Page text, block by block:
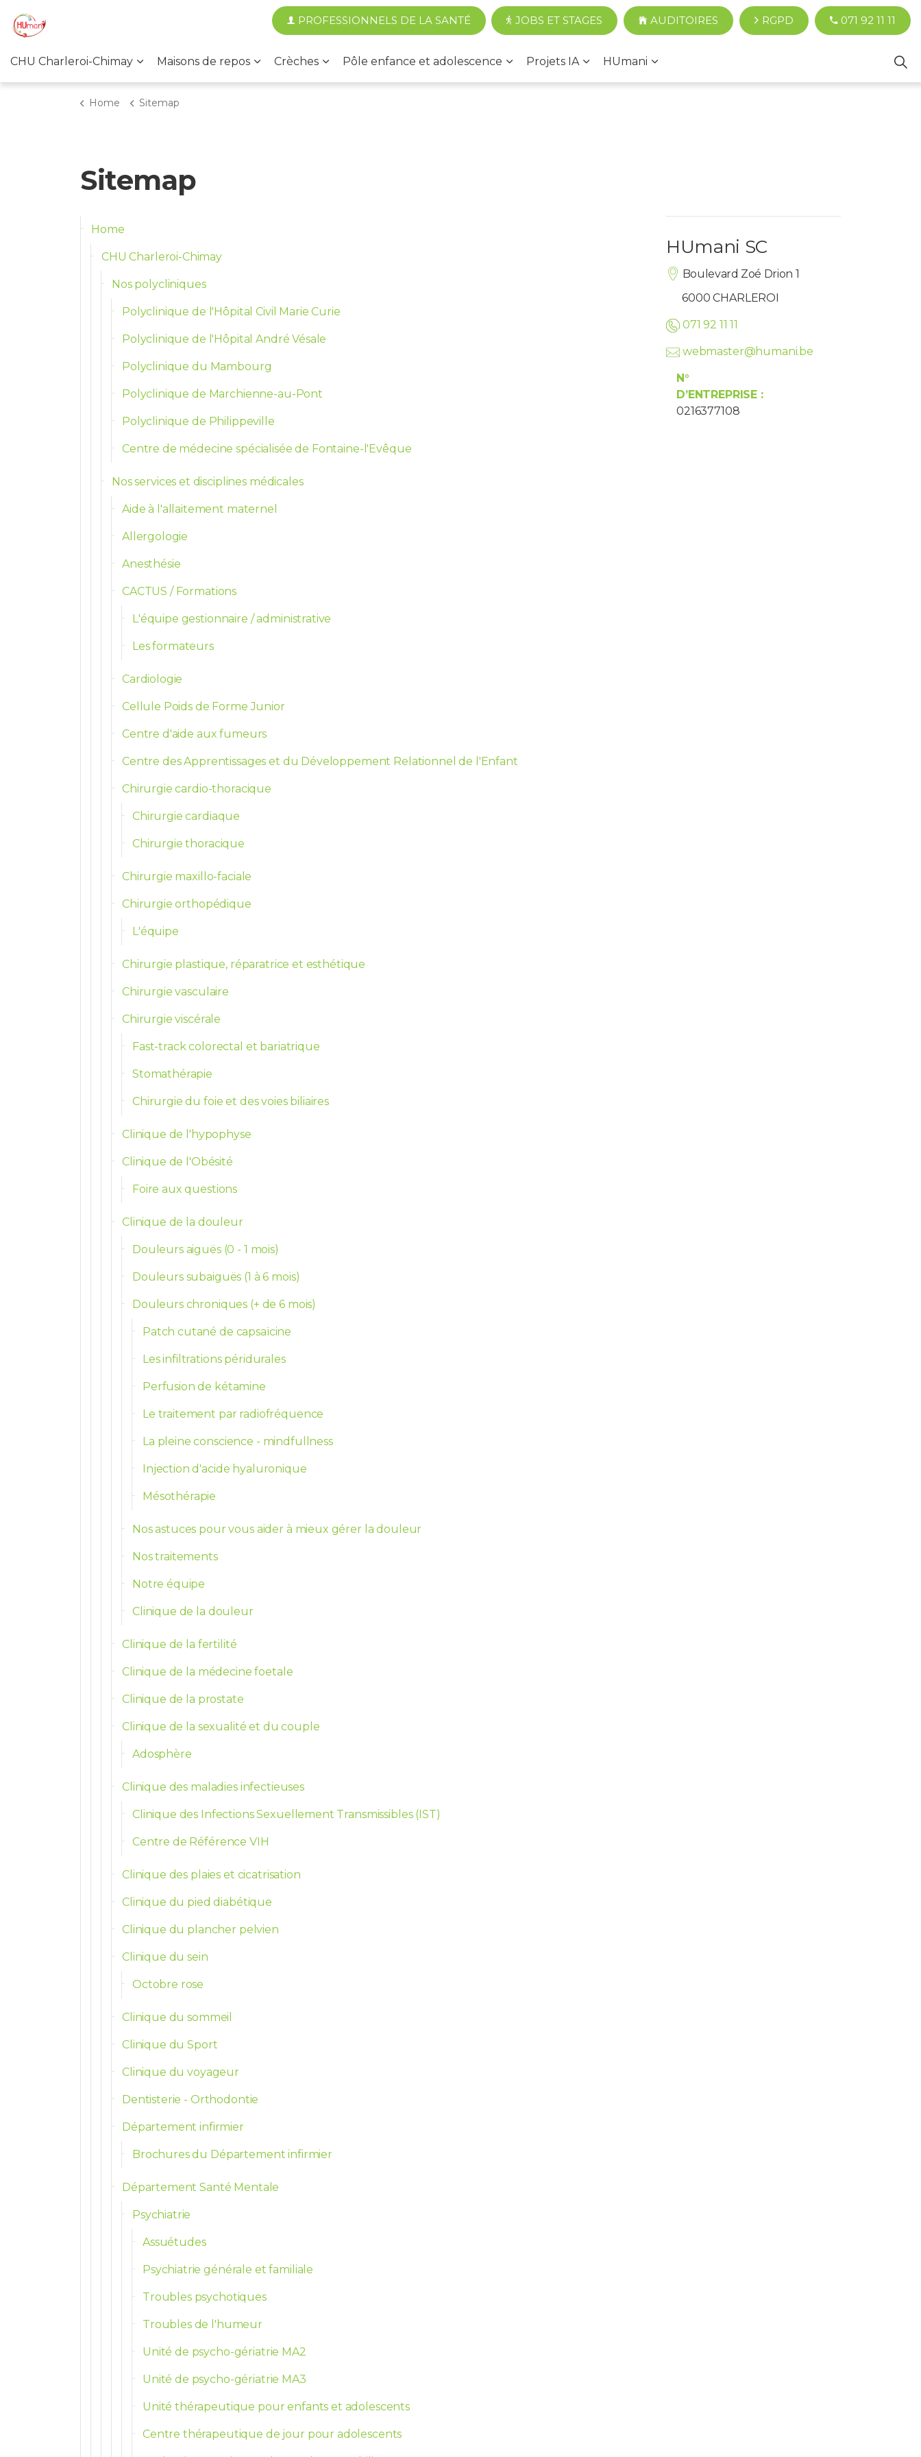
Accéder au contenu principal
CHU Charleroi-Chimay Maisons de repos Crèches Pôle enfance et adolescence Projets IA HUmani
PROFESSIONNELS DE LA SANTÉ JOBS ET STAGES AUDITOIRES RGPD 071 92 11 11
Home Sitemap
Sitemap
Home
CHU Charleroi-Chimay
Nos polycliniques
Polyclinique de l'Hôpital Civil Marie Curie
Polyclinique de l'Hôpital André Vésale
Polyclinique du Mambourg
Polyclinique de Marchienne-au-Pont
Polyclinique de Philippeville
Centre de médecine spécialisée de Fontaine-l'Evêque
Nos services et disciplines médicales
Aide à l'allaitement maternel
Allergologie
Anesthésie
CACTUS / Formations
L'équipe gestionnaire / administrative
Les formateurs
Cardiologie
Cellule Poids de Forme Junior
Centre d'aide aux fumeurs
Centre des Apprentissages et du Développement Relationnel de l'Enfant
Chirurgie cardio-thoracique
Chirurgie cardiaque
Chirurgie thoracique
Chirurgie maxillo-faciale
Chirurgie orthopédique
L'équipe
Chirurgie plastique, réparatrice et esthétique
Chirurgie vasculaire
Chirurgie viscérale
Fast-track colorectal et bariatrique
Stomathérapie
Chirurgie du foie et des voies biliaires
Clinique de l'hypophyse
Clinique de l'Obésité
Foire aux questions
Clinique de la douleur
Douleurs aiguës (0 - 1 mois)
Douleurs subaiguës (1 à 6 mois)
Douleurs chroniques (+ de 6 mois)
Patch cutané de capsaïcine
Les infiltrations péridurales
Perfusion de kétamine
Le traitement par radiofréquence
La pleine conscience - mindfullness
Injection d'acide hyaluronique
Mésothérapie
Nos astuces pour vous aider à mieux gérer la douleur
Nos traitements
Notre équipe
Clinique de la douleur
Clinique de la fertilité
Clinique de la médecine foetale
Clinique de la prostate
Clinique de la sexualité et du couple
Adosphère
Clinique des maladies infectieuses
Clinique des Infections Sexuellement Transmissibles (IST)
Centre de Référence VIH
Clinique des plaies et cicatrisation
Clinique du pied diabétique
Clinique du plancher pelvien
Clinique du sein
Octobre rose
Clinique du sommeil
Clinique du Sport
Clinique du voyageur
Dentisterie - Orthodontie
Département infirmier
Brochures du Département infirmier
Département Santé Mentale
Psychiatrie
Assuétudes
Psychiatrie générale et familiale
Troubles psychotiques
Troubles de l'humeur
Unité de psycho-gériatrie MA2
Unité de psycho-gériatrie MA3
Unité thérapeutique pour enfants et adolescents
Centre thérapeutique de jour pour adolescents
HUmani SC
Boulevard Zoé Drion 1
6000 CHARLEROI
071 92 11 11
webmaster@humani.be
N°
D’ENTREPRISE :
0216377108